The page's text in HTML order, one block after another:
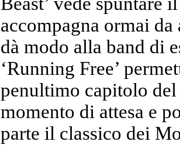
accompagna ormai
dà modo alla band di
‘Running Free’
penultimo capitolo
momento di attesa e
parte il classico dei